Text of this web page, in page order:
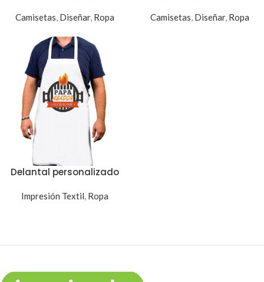
Camisetas, Diseñar, Ropa Camisetas, Diseñar, Ropa
Delantal personalizado
Impresión Textil, Ropa